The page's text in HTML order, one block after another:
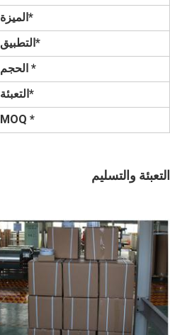
*الميزة
*التطبيق
* الحجم
*التعبئة
* MOQ
التعبئة والتسليم